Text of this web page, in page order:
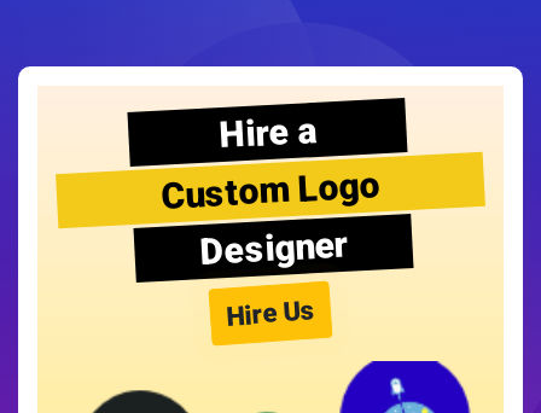
Hire a
Custom Logo
Designer
Hire Us